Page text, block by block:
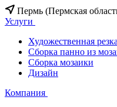
Пермь (Пермская
Услуги
Художественная
Сборка панно из
Сборка мозаики
Дизайн
Компания